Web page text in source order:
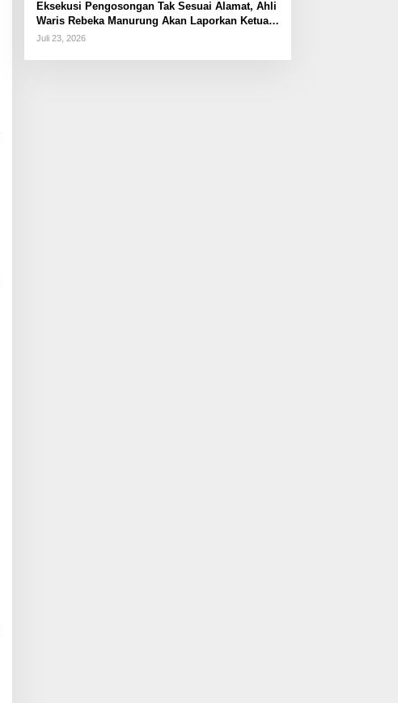
Eksekusi Pengosongan Tak Sesuai Alamat, Ahli
Waris Rebeka Manurung Akan Laporkan Ketua
PN Jaktim
Juli 23, 2026